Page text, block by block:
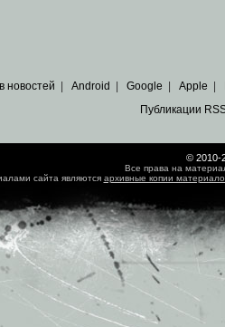
новостей Android Google Apple
Публикации
© 2010-
Все права на
сайта являются архивные копии